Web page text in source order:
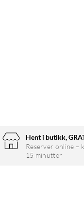
Hent i butikk,
Reserver online –
15 minutter